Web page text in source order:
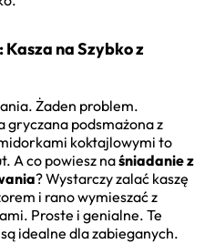
na Szybko z
Żaden problem.
gryczana podsmażona z
koktajlowymi to
A co powiesz naśniadanie z
? Wystarczy zalać kaszę
i rano wymieszać z
Proste i genialne. Te
są idealne dla zabieganych.